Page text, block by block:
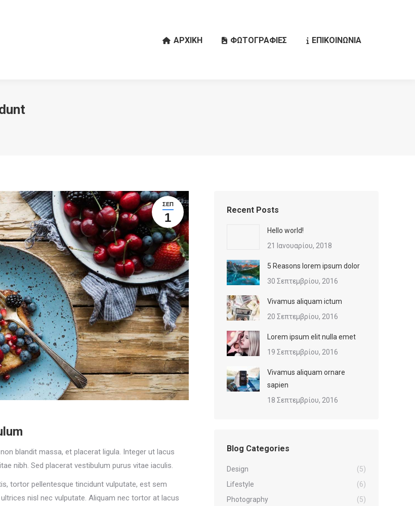
ΑΡΧΙΚΗ ΦΩΤΟΓΡΑΦΙΕΣ ΕΠΙΚΟΙΝΩΝΙΑ
ΣΕΠ
1
blandit massa, et placerat ligula. Integer ut lacus
nibh. Sed placerat vestibulum purus vitae iaculis.
tortor pellentesque tincidunt vulputate, est sem
nisl nec vulputate. Aliquam nec tortor at lacus
Recent Posts
Hello world!
21 Ιανουαρίου, 2018
5 Reasons lorem ipsum dolor
30 Σεπτεμβρίου, 2016
Vivamus aliquam ictum
20 Σεπτεμβρίου, 2016
Lorem ipsum elit nulla emet
19 Σεπτεμβρίου, 2016
Vivamus aliquam ornare
sapien
18 Σεπτεμβρίου, 2016
Blog Categories
Design
(5)
Lifestyle
(6)
Photography
(5)